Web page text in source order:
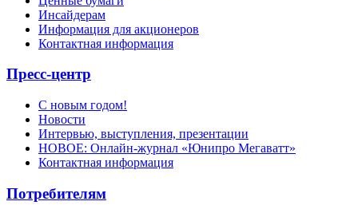
Инсайдерам
Информация для акционеров
Контактная информация
Пресс-центр
С новым годом!
Новости
Интервью, выступления, презентации
НОВОЕ: Онлайн-журнал «Юнипро Мегаватт»
Контактная информация
Потребителям